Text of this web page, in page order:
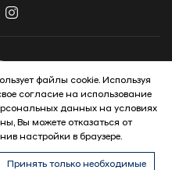
Company
файлы cookie. Используя
согласие на использование
данных на условиях
Вы можете отказаться от
настройки в браузере.
Принять только необходимые